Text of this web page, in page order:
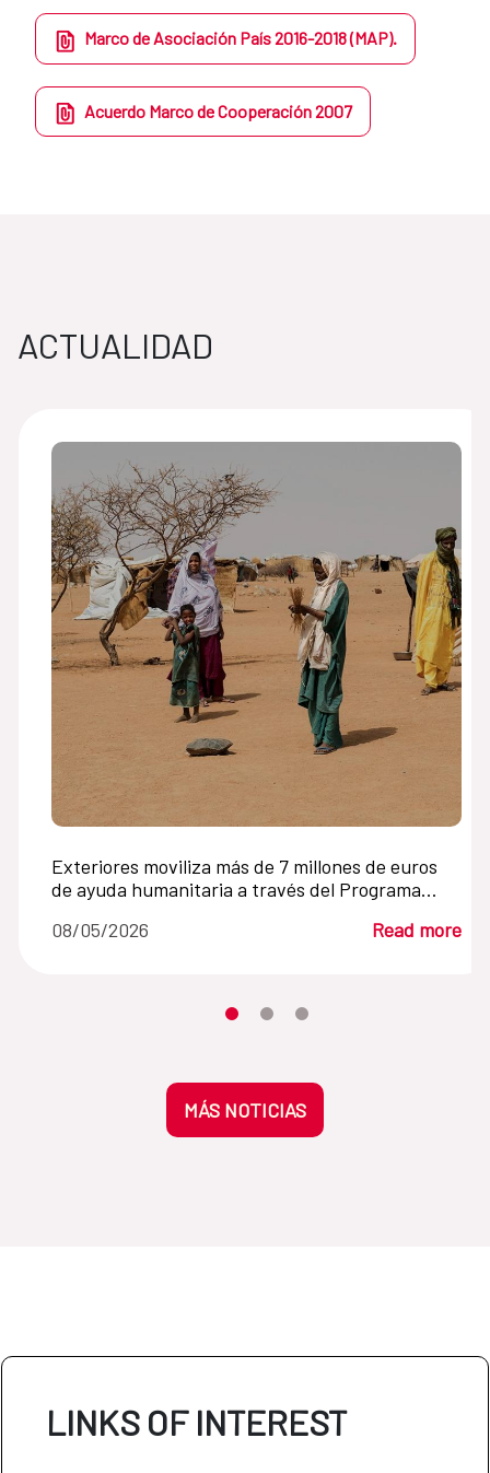
Marco de Asociación País 2016-2018 (MAP).
Acuerdo Marco de Cooperación 2007
ACTUALIDAD
Exteriores moviliza más de 7 millones de euros
de ayuda humanitaria a través del Programa
08/05/2026 Read more
Moves the carousel to its element
Moves the carousel to its
Moves the carousel to its
MÁS NOTICIAS
LINKS OF INTEREST